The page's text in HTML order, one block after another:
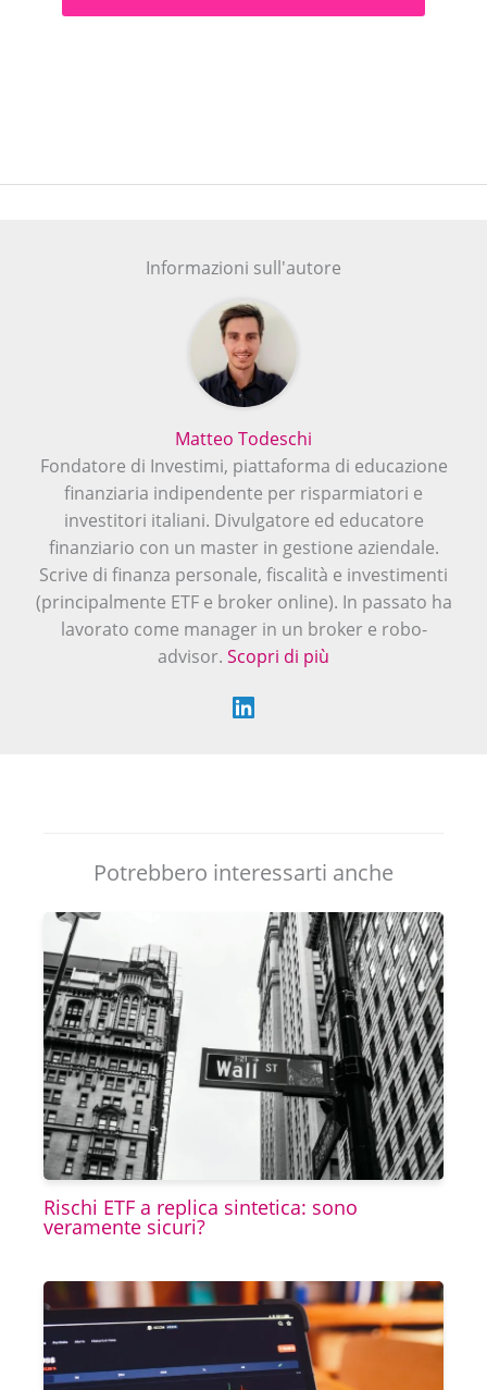
Informazioni sull'autore
Matteo Todeschi
Fondatore di Investimi, piattaforma di educazione
finanziaria indipendente per risparmiatori e
investitori italiani. Divulgatore ed educatore
finanziario con un master in gestione aziendale.
Scrive di finanza personale, fiscalità e investimenti
(principalmente ETF e broker online). In passato ha
lavorato come manager in un broker e robo-
advisor. Scopri di più
Potrebbero interessarti anche
Rischi ETF a replica sintetica: sono
veramente sicuri?